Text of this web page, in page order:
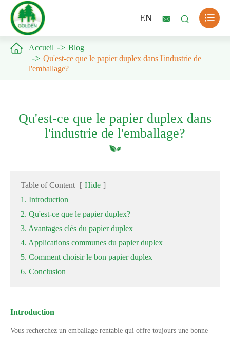
EN   
 Accueil
Blog
Qu'est-ce que le papier duplex dans l'industrie de
l'emballage?
Qu'est-ce que le papier duplex dans
l'industrie de l'emballage?
Table of Content [ Hide ]
1. Introduction
2. Qu'est-ce que le papier duplex?
3. Avantages clés du papier duplex
4. Applications communes du papier duplex
5. Comment choisir le bon papier duplex
6. Conclusion
Introduction
Vous recherchez un emballage rentable qui offre toujours une bonne